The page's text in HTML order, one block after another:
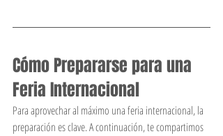
Cómo Prepararse para una
Feria Internacional
Para aprovechar al máximo una feria internacional, la
preparación es clave. A continuación, te compartimos